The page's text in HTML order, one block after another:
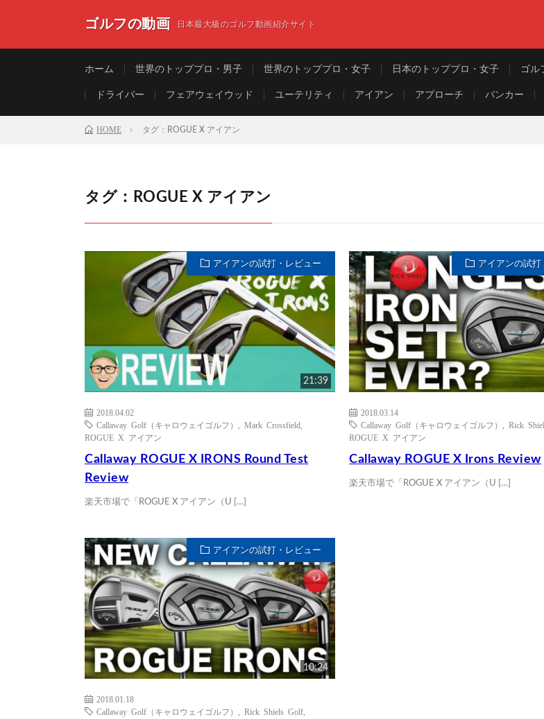
ゴルフの動画 日本最大級のゴルフ動画紹介サイト
ホーム 世界のトッププロ・男子 世界のトッププロ・女子 日本のトッププロ・女子 ゴル
ドライバー フェアウェイウッド ユーテリティ アイアン アプローチ バンカー
HOME タグ：ROGUE X アイアン
タグ：ROGUE X アイアン
アイアンの試打・レビュー
21:39
2018.04.02
Callaway Golf（キャロウェイゴルフ）
Mark Crossfield
ROGUE X アイアン
Callaway ROGUE X IRONS Round Test
Review
楽天市場で「ROGUE X アイアン（U […]
アイアンの試打
2018.03.14
Callaway Golf（キャロウェイゴルフ）
,Rick
ROGUE X アイアン
Callaway ROGUE X Irons Review
楽天市場で「ROGUE X アイアン（U […]
アイアンの試打・レビュー
10:24
2018.01.18
Callaway Golf（キャロウェイゴルフ）
Rick Shiels Golf